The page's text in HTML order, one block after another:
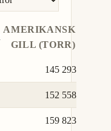
AMERIKANSK
GILL (TORR)
145 293
152 558
159 823